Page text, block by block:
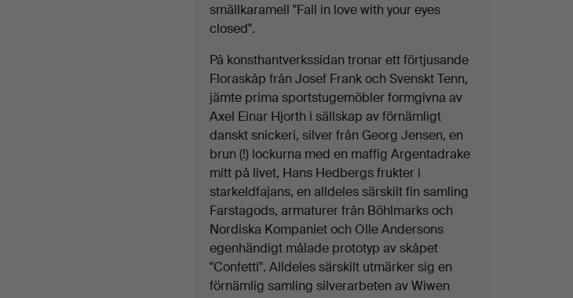
smällkaramell "Fall in love with your eyes
closed".
På konsthantverkssidan tronar ett förtjusande
Floraskåp från Josef Frank och Svenskt Tenn,
jämte prima sportstugemöbler formgivna av
Axel Einar Hjorth i sällskap av förnämligt
danskt snickeri, silver från Georg Jensen, en
brun (!) lockurna med en maffig Argentadrake
mitt på livet, Hans Hedbergs frukter i
starkeldfajans, en alldeles särskilt fin samling
Farstagods, armaturer från Böhlmarks och
Nordiska Kompaniet och Olle Andersons
egenhändigt målade prototyp av skåpet
"Confetti". Alldeles särskilt utmärker sig en
förnämlig samling silverarbeten av Wiwen